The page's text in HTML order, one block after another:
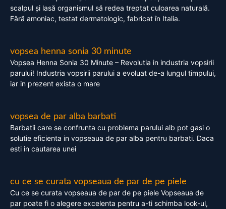
scalpul și lasă organismul să redea treptat culoarea naturală.
Fără amoniac, testat dermatologic, fabricat în Italia.
vopsea henna sonia 30 minute
Vopsea Henna Sonia 30 Minute – Revolutia in industria vopsirii
parului! Industria vopsirii parului a evoluat de-a lungul timpului,
iar in prezent exista o mare
vopsea de par alba barbati
Barbatii care se confrunta cu problema parului alb pot gasi o
solutie eficienta in vopseaua de par alba pentru barbati. Daca
esti in cautarea unei
cu ce se curata vopseaua de par de pe piele
Cu ce se curata vopseaua de par de pe piele Vopseaua de
par poate fi o alegere excelenta pentru a-ti schimba look-ul,